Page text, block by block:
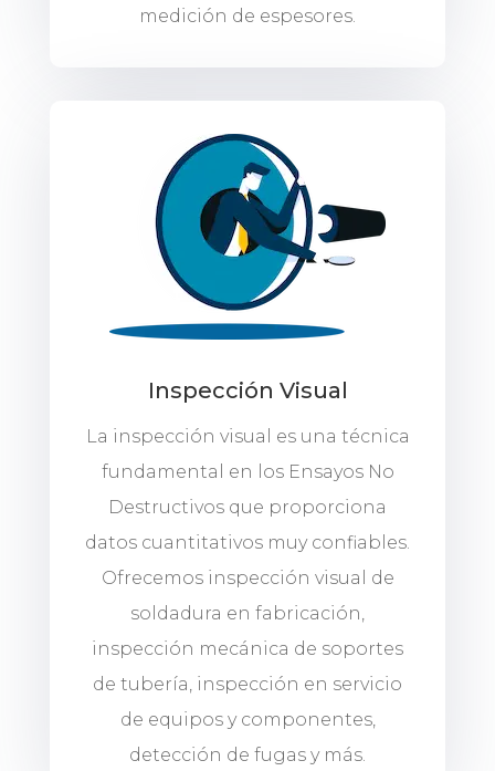
medición de espesores.
Inspección Visual
La inspección visual es una técnica
fundamental en los Ensayos No
Destructivos que proporciona
datos cuantitativos muy confiables.
Ofrecemos inspección visual de
soldadura en fabricación,
inspección mecánica de soportes
de tubería, inspección en servicio
de equipos y componentes,
detección de fugas y más.